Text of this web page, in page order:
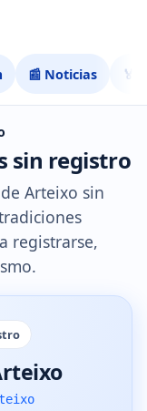
📰 Noticias 🏅
sin registro
Arteixo sin
registrarse,